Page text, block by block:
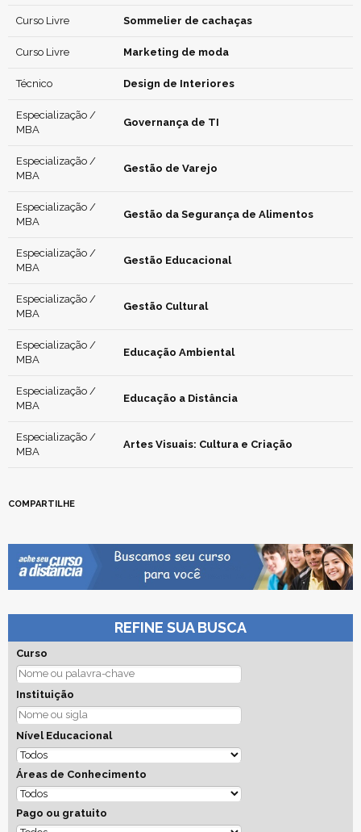
Curso Livre Sommelier de cachaças
Curso Livre Marketing de moda
Técnico Design de Interiores
Especialização /
MBA
Governança de TI
Especialização /
MBA
Gestão de Varejo
Especialização /
MBA
Gestão da Segurança de Alimentos
Especialização /
MBA
Gestão Educacional
Especialização /
MBA
Gestão Cultural
Especialização /
MBA
Educação Ambiental
Especialização /
MBA
Educação a Distância
Especialização /
MBA
Artes Visuais: Cultura e Criação
COMPARTILHE
REFINE SUA BUSCA
Curso
Instituição
Nível Educacional
Áreas de Conhecimento
Pago ou gratuito